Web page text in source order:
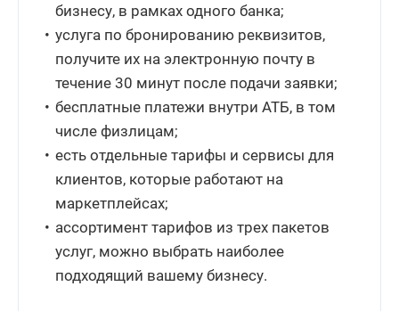
бизнесу, в рамках одного банка;
услуга по бронированию реквизитов,
получите их на электронную почту в
течение 30 минут после подачи заявки;
бесплатные платежи внутри АТБ, в том
числе физлицам;
есть отдельные тарифы и сервисы для
клиентов, которые работают на
маркетплейсах;
ассортимент тарифов из трех пакетов
услуг, можно выбрать наиболее
подходящий вашему бизнесу.